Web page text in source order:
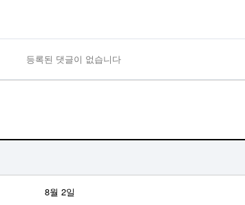
등록된 댓글이 없습니다
8월 2일